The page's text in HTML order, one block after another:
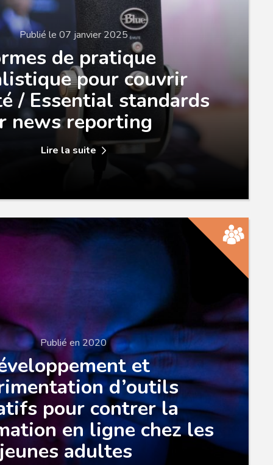
Publié le 07 janvier 2025
de pratique
pour couvrir
/ Essential standards
news reporting
Lire la suite
Publié en 2020
et
d’outils
pour contrer la
en ligne chez les
jeunes adultes